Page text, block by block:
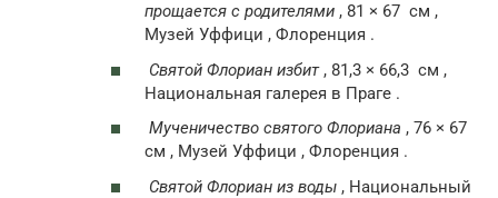
прощается с родителями , 81 × 67 см ,
Музей Уффици , Флоренция .
Святой Флориан избит, 81,3 × 66,3 см ,
Национальная галерея в Праге .
Мученичество святого Флориана , 76 × 67
см , Музей Уффици , Флоренция .
Святой Флориан из воды , Национальный